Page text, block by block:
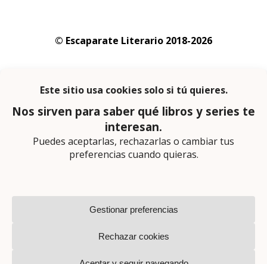
© Escaparate Literario 2018-2026
privacidad
En calidad de afiliado de Amazon obtengo
ingresos por las compras adscritas que